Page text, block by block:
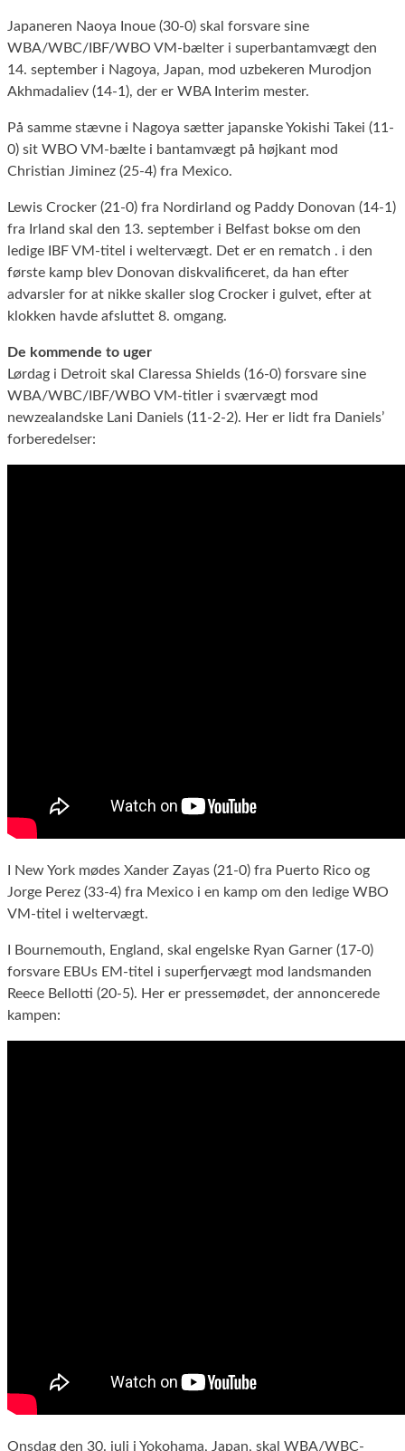
Japaneren Naoya Inoue (30-0) skal forsvare sine
WBA/WBC/IBF/WBO VM-bælter i superbantamvægt den
14. september i Nagoya, Japan, mod uzbekeren Murodjon
Akhmadaliev (14-1), der er WBA Interim mester.
På samme stævne i Nagoya sætter japanske Yokishi Takei (11-
0) sit WBO VM-bælte i bantamvægt på højkant mod
Christian Jiminez (25-4) fra Mexico.
Lewis Crocker (21-0) fra Nordirland og Paddy Donovan (14-1)
fra Irland skal den 13. september i Belfast bokse om den
ledige IBF VM-titel i weltervægt. Det er en rematch . i den
første kamp blev Donovan diskvalificeret, da han efter
advarsler for at nikke skaller slog Crocker i gulvet, efter at
klokken havde afsluttet 8. omgang.
De kommende to uger
Lørdag i Detroit skal Claressa Shields (16-0) forsvare sine
WBA/WBC/IBF/WBO VM-titler i sværvægt mod
newzealandske Lani Daniels (11-2-2). Her er lidt fra Daniels’
forberedelser:
I New York mødes Xander Zayas (21-0) fra Puerto Rico og
Jorge Perez (33-4) fra Mexico i en kamp om den ledige WBO
VM-titel i weltervægt.
I Bournemouth, England, skal engelske Ryan Garner (17-0)
forsvare EBUs EM-titel i superfjervægt mod landsmanden
Reece Bellotti (20-5). Her er pressemødet, der annoncerede
kampen:
Onsdag den 30. juli i Yokohama, Japan, skal WBA/WBC-